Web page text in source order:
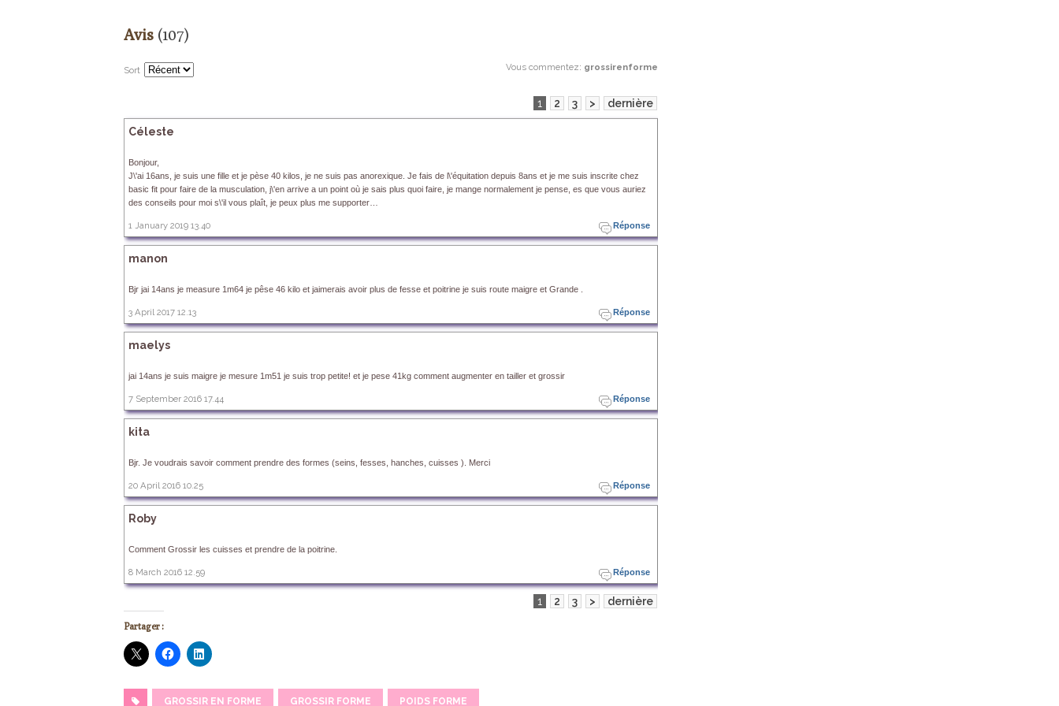
Avis (107)
Vous commentez: grossirenforme
Sort
1 2 3 > dernière
Céleste
Bonjour,
J\'ai 16ans, je suis une fille et je pèse 40 kilos, je ne suis pas anorexique. Je fais de l\'équitation depuis 8ans et je me suis inscrite chez
basic fit pour faire de la musculation, j\'en arrive a un point où je sais plus quoi faire, je mange normalement je pense, es que vous auriez
des conseils pour moi s\'il vous plaît, je peux plus me supporter…
Réponse
1 January 2019 13.40
manon
Bjr jai 14ans je measure 1m64 je pêse 46 kilo et jaimerais avoir plus de fesse et poitrine je suis route maigre et Grande .
Réponse
3 April 2017 12.13
maelys
jai 14ans je suis maigre je mesure 1m51 je suis trop petite! et je pese 41kg comment augmenter en tailler et grossir
Réponse
7 September 2016 17.44
kita
Bjr. Je voudrais savoir comment prendre des formes (seins, fesses, hanches, cuisses ). Merci
Réponse
20 April 2016 10.25
Roby
Comment Grossir les cuisses et prendre de la poitrine.
Réponse
8 March 2016 12.59
1 2 3 > dernière
Partager :
GROSSIR EN FORME GROSSIR FORME POIDS FORME